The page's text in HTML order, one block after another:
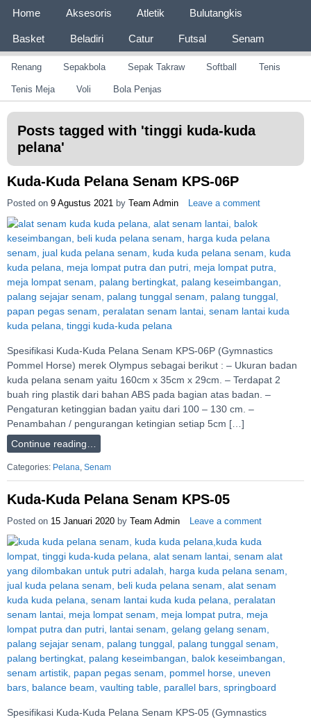
Home Aksesoris Atletik Bulutangkis
Basket Beladiri Catur Futsal Senam
CV JAYA BERSAMA Co Id
Menyediakan Semua Perlengkapan Olahraga Yang
Page 2
Renang Sepakbola Sepak Takraw Softball Tenis
Tenis Meja Voli Bola Penjas
Posts tagged with 'tinggi kuda-kuda
pelana'
Kuda-Kuda Pelana Senam KPS-06P
Posted on 9 Agustus 2021 by Team Admin Leave a comment
Spesifikasi Kuda-Kuda Pelana Senam KPS-06P (Gymnastics
Pommel Horse) merek Olympus sebagai berikut : – Ukuran badan
kuda pelana senam yaitu 160cm x 35cm x 29cm. – Terdapat 2
buah ring plastik dari bahan ABS pada bagian atas badan. –
Pengaturan ketinggian badan yaitu dari 100 – 130 cm. –
Penambahan / pengurangan ketingian setiap 5cm […]
Continue reading…
Categories: Pelana Senam
Kuda-Kuda Pelana Senam KPS-05
Posted on 15 Januari 2020 by Team Admin Leave a comment
Spesifikasi Kuda-Kuda Pelana Senam KPS-05 (Gymnastics